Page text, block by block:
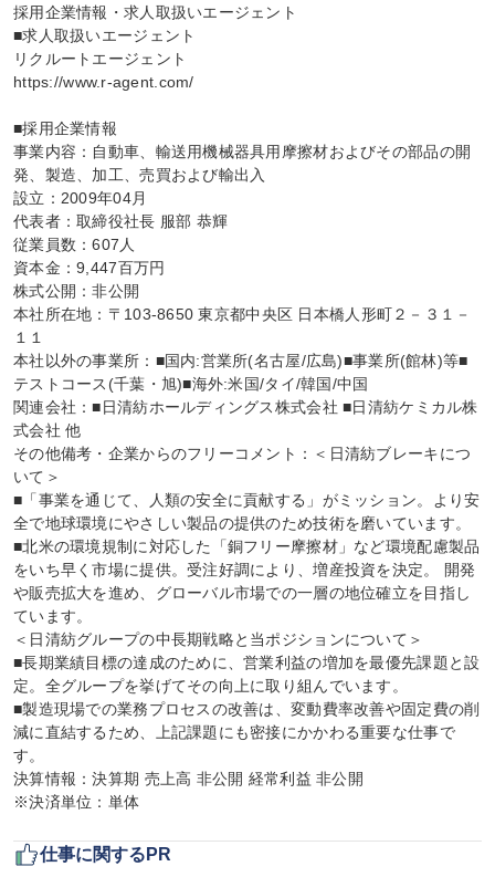
採用企業情報・求人取扱いエージェント
■求人取扱いエージェント
リクルートエージェント
https://www.r-agent.com/
■採用企業情報
事業内容：自動車、輸送用機械器具用摩擦材およびその部品の開
発、製造、加工、売買および輸出入
設立：2009年04月
代表者：取締役社長 服部 恭輝
従業員数：607人
資本金：9,447百万円
株式公開：非公開
本社所在地：〒103-8650 東京都中央区 日本橋人形町２－３１－
１１
本社以外の事業所：■国内:営業所(名古屋/広島)■事業所(館林)等■
テストコース(千葉・旭)■海外:米国/タイ/韓国/中国
関連会社：■日清紡ホールディングス株式会社 ■日清紡ケミカル株
式会社 他
その他備考・企業からのフリーコメント：＜日清紡ブレーキにつ
いて＞
■「事業を通じて、人類の安全に貢献する」がミッション。より安
全で地球環境にやさしい製品の提供のため技術を磨いています。
■北米の環境規制に対応した「銅フリー摩擦材」など環境配慮製品
をいち早く市場に提供。受注好調により、増産投資を決定。 開発
や販売拡大を進め、グローバル市場での一層の地位確立を目指し
ています。
＜日清紡グループの中長期戦略と当ポジションについて＞
■長期業績目標の達成のために、営業利益の増加を最優先課題と設
定。全グループを挙げてその向上に取り組んでいます。
■製造現場での業務プロセスの改善は、変動費率改善や固定費の削
減に直結するため、上記課題にも密接にかかわる重要な仕事で
す。
決算情報：決算期 売上高 非公開 経常利益 非公開
※決済単位：単体
仕事に関するPR